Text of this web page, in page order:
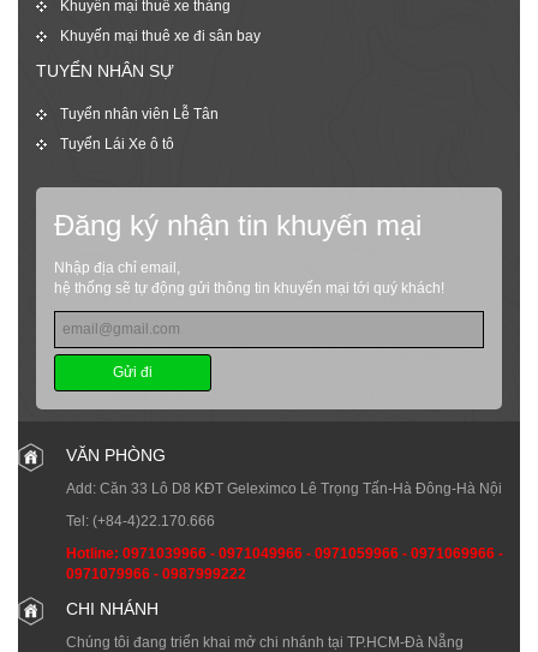
Khuyến mại thuê xe tháng
Khuyến mại thuê xe đi sân bay
TUYỂN NHÂN SỰ
Tuyển nhân viên Lễ Tân
Tuyển Lái Xe ô tô
Đăng ký nhận tin khuyến mại
Nhập địa chỉ email,
hệ thống sẽ tự động gửi thông tin khuyến mại tới quý khách!
Gửi đi
VĂN PHÒNG
Add: Căn 33 Lô D8 KĐT Geleximco Lê Trọng Tấn-Hà Đông-Hà Nội
Tel: (+84-4)22.170.666
Hotline: 0971039966 - 0971049966 - 0971059966 - 0971069966 -
0971079966 - 0987999222
CHI NHÁNH
Chúng tôi đang triển khai mở chi nhánh tại TP.HCM-Đà Nẵng